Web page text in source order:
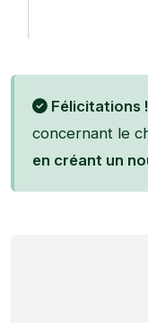
Félicitations !
concernant le
en créant un